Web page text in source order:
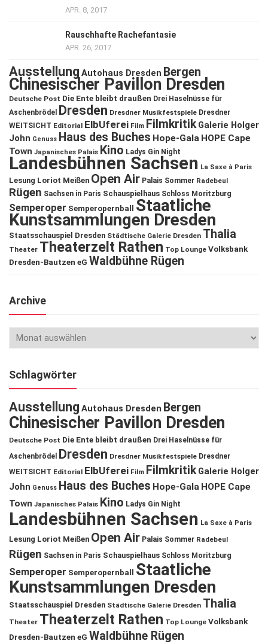
APR. 8, 2017
Rauschhafte Rachefantasie
APR. 26, 2017
Ausstellung Autohaus Dresden Bergen
Chinesischer Pavillon Dresden
Deutsche Post Die Ente bleibt draußen Drei Haselnüsse für
Aschenbrödel
Dresden Dresdner Musikfestspiele Dresdner
WEITSICHT Editorial ElbUferei Film Filmkritik Galerie Holger
John Genuss Haus des Buches Hope-Gala HOPE Cape
Town Japanisches Palais Kino Ladys Gin Night
Landesbühnen Sachsen La Saxe à Paris
Lesung Loriot Meißen Open Air Palais Sommer Radebeul
Rügen Sachsen in Paris Schauspielhaus Schloss Moritzburg
Semperoper Semperopernball Staatliche
Kunstsammlungen Dresden
Staatsschauspiel Dresden Städtische Galerie Dresden Thalia
Theater Theaterzelt Rathen Top Lounge Volksbank
Dresden-Bautzen eG Waldbühne Rügen
Archive
Schlagwörter
Ausstellung Autohaus Dresden Bergen
Chinesischer Pavillon Dresden
Deutsche Post Die Ente bleibt draußen Drei Haselnüsse für
Aschenbrödel
Dresden Dresdner Musikfestspiele Dresdner
WEITSICHT Editorial ElbUferei Film Filmkritik Galerie Holger
John Genuss Haus des Buches Hope-Gala HOPE Cape
Town Japanisches Palais Kino Ladys Gin Night
Landesbühnen Sachsen La Saxe à Paris
Lesung Loriot Meißen Open Air Palais Sommer Radebeul
Rügen Sachsen in Paris Schauspielhaus Schloss Moritzburg
Semperoper Semperopernball
Staatliche
Kunstsammlungen Dresden
Staatsschauspiel Dresden Städtische Galerie Dresden Thalia
Theater Theaterzelt Rathen Top Lounge Volksbank
Dresden-Bautzen eG Waldbühne Rügen